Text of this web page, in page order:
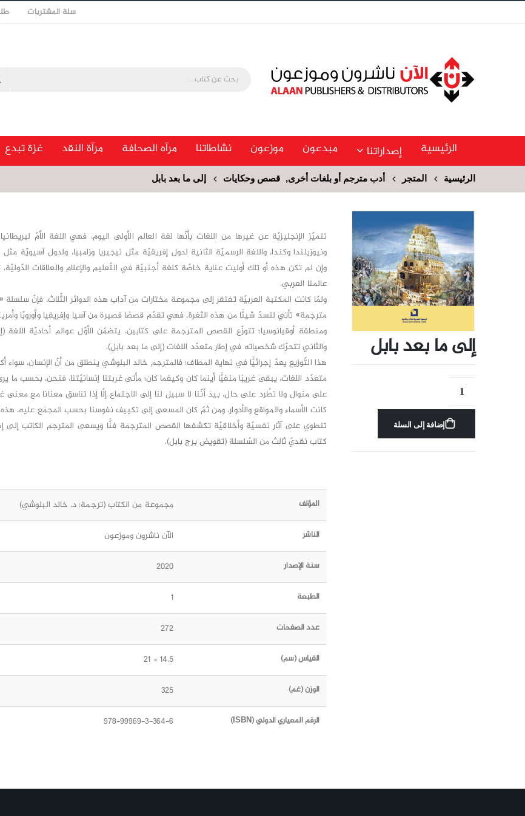
سلة المشتريات
الرئيسية إصداراتنا مبدعون موزعون نشاطاتنا مرآه الصحافة مرآة النقد غزة تبدع
الرئيسية المتجر أدب مترجم أو بلغات أخرى, قصص وحكايات إلى ما بعد بابل
إلى ما بعد بابل
إضافة إلى السلة
تتميّز الإنجليزيّة عن غيرها من اللغات بأنّها لغة العالم الأولى اليوم، فهي اللغة الأمّ لبريطانيا
ونيوزيلندا وكندا، واللغة الرسميّة الثانية لدول إفريقيّة مثل نيجيريا وزامبيا، ولدول آسيويّة
وإن لم تكن هذه أو تلك أوليت عناية خاصّة كلغة أجنبيّة في التّعليم والإعلام والعلاقات
عالمنا العربي.
ولمّا كانت المكتبة العربيّة تفتقر إلى مجموعة مختارات من آداب هذه الدوائر الثّلاث، فإنّ
مترجمة» تأتي لتسدّ شيئًا من هذه الثغرة، فهي تقدّم قصصًا قصيرة من آسيا وإفريقيا وأوروبّا
ومنطقة أوقيانوسيا؛ تتوزّع القصص المترجمة على كتابين، يتضمّن الأوّل عوالم أحاديّة اللغة
والثاني تتحرّك شخصياته في إطار متعدّد اللغات (إلى ما بعد بابل).
هذا التّوزيع يعدّ إجرائيًّا في نهاية المطاف؛ فالمترجم خالد البلوشي ينطلق من أنّ الإنسان، سواء
متعدّد اللغات، يبقى غريبًا منفيًّا أينما كان وكيفما كان؛ مأتى غربتنا إنسانيّتنا، فنحن، بحسب ما
على منوال ولا تطّرد على حال، بيدَ أنّنا لا سبيل لنا إلى الاجتماع إلّا إذا تناسق معنانا مع معنى
كانت الأسماء والمواقع والأدوار، ومن ثمّ كان المسعى إلى تكييف نفوسنا بحسب المجمَع عليه، هذه
تنطوي على آثار نفسيّة وأخلاقيّة تكشفها القصص المترجمة فنًّا ويسعى المترجم الكاتب إلى
كتاب نقديّ ثالث من السّلسلة (تقويض برج بابل).
المؤلف مجموعة من الكتاب (ترجمة: د. خالد البلوشي)
الناشر الآن ناشرون وموزعون
سنة الإصدار 2020
الطبعة 1
عدد الصفحات 272
القياس (سم) 14.5 × 21
الوزن (غم) 325
الرقم المعياري الدولي (ISBN) 978-99969-3-364-6